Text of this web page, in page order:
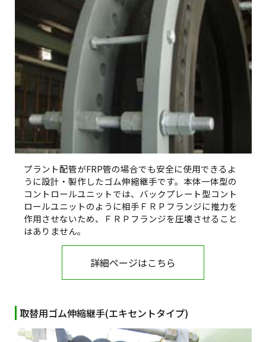
プラント配管がFRP管の場合でも安全に使用できるよ
うに設計・製作したゴム伸縮継手です。本体一体型の
コントロールユニットでは、バックプレート型コント
ロールユニットのように相手ＦＲＰフランジに推力を
作用させないため、ＦＲＰフランジを圧壊させること
はありません。
詳細ページはこちら
取替用ゴム伸縮継手(エキセントタイプ)